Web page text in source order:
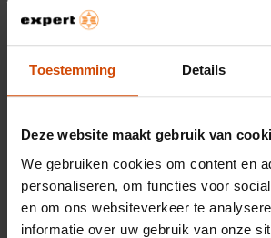
Toestemming Details
Deze website maakt gebruik van
We gebruiken cookies om content en
personaliseren, om functies voor
en om ons websiteverkeer te
informatie over uw gebruik van onze
Expert Wieringerwerf
Expert Roosendaal
Expert Zutphen
Expert Hoogezand
Expert Ermelo
Expert Krimpen a/d Ijssel
Expert Leeuwarden